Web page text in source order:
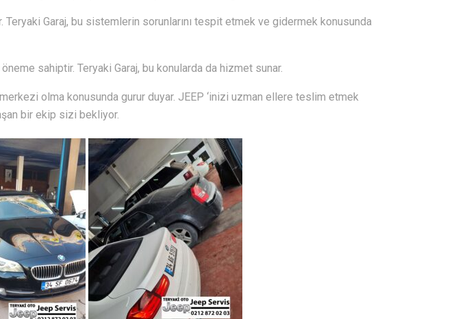
Garaj, bu sistemlerin sorunlarını tespit etmek ve gidermek konusunda
sahiptir. Teryaki Garaj, bu konularda da hizmet sunar.
olma konusunda gurur duyar. JEEP ‘inizi uzman ellere teslim etmek
bir ekip sizi bekliyor.